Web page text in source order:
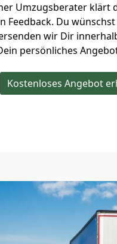
Umzugsberater klärt
Feedback. Du
wir Dir
persönliches
Kostenloses Angebot